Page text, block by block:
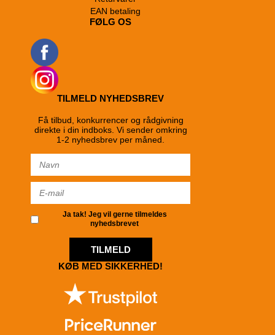
EAN betaling
FØLG OS
TILMELD NYHEDSBREV
Få tilbud, konkurrencer og rådgivning
direkte i din indboks. Vi sender omkring
1-2 nyhedsbrev per måned.
Ja tak! Jeg vil gerne tilmeldes
nyhedsbrevet
TILMELD
KØB MED SIKKERHED!